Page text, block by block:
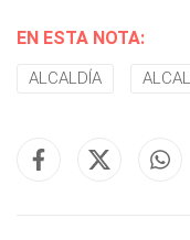
EN ESTA NOTA:
ALCALDÍA